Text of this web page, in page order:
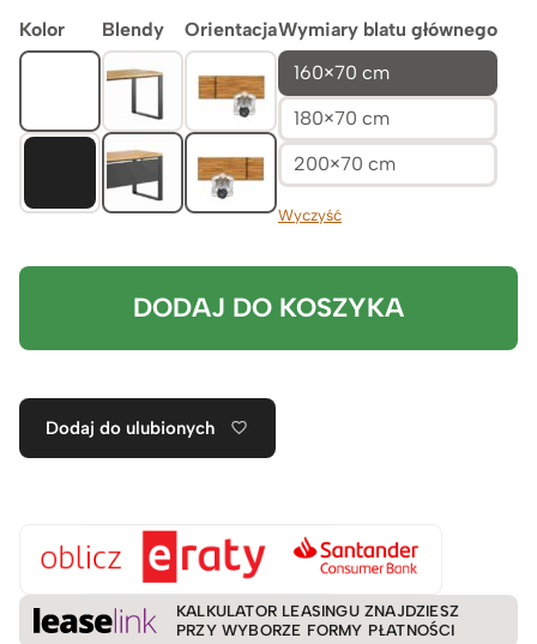
Kolor Blendy OrientacjaWymiary blatu głównego
160×70 cm
180×70 cm
200×70 cm
Wyczyść
DODAJ DO KOSZYKA
Dodaj do ulubionych
KALKULATOR LEASINGU ZNAJDZIESZ
PRZY WYBORZE FORMY PŁATNOŚCI